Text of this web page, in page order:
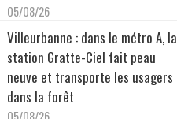
05/08/26
Villeurbanne : dans le métro A, la
station Gratte-Ciel fait peau
neuve et transporte les usagers
dans la forêt